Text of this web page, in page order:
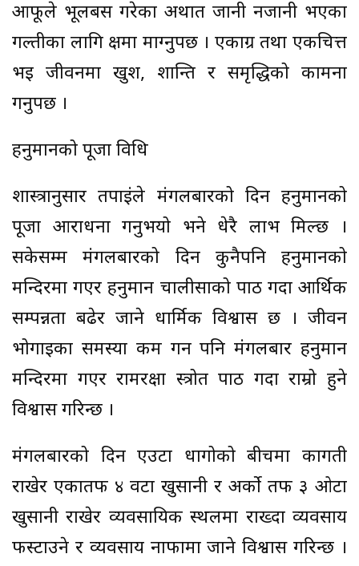
आफूले भूलबस गरेका अर्थात जानी नजानी भएका
गल्तीका लागि क्षमा माग्नुपर्छ । एकाग्र तथा एकचित्त
भई जीवनमा खुश, शान्ति र समृद्धिको कामना
गर्नुपर्छ ।
हनुमानको पूजा विधि
शास्त्रानुसार तपाईंले मंगलबारको दिन हनुमानको
पूजा आराधना गर्नुभयो भने धेरै लाभ मिल्छ ।
सकेसम्म मंगलबारको दिन कुनैपनि हनुमानको
मन्दिरमा गएर हनुमान चालीसाको पाठ गर्दा आर्थिक
सम्पन्नता बढेर जाने धार्मिक विश्वास छ । जीवन
भोगाइका समस्या कम गर्न पनि मंगलबार हनुमान
मन्दिरमा गएर रामरक्षा स्त्रोत पाठ गर्दा राम्रो हुने
विश्वास गरिन्छ ।
मंगलबारको दिन एउटा धागोको बीचमा कागती
राखेर एकातर्फ ४ वटा खुर्सानी र अर्को तर्फ ३ ओटा
खुर्सानी राखेर व्यवसायिक स्थलमा राख्दा व्यवसाय
फस्टाउने र व्यवसाय नाफामा जाने विश्वास गरिन्छ ।